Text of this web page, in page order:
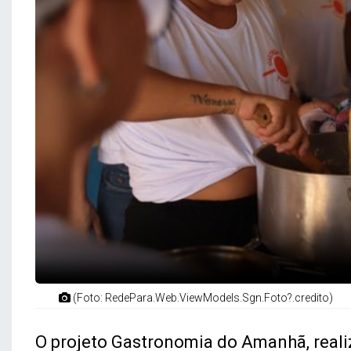
(Foto: RedePara.Web.ViewModels.Sgn.Foto?.credito)
O projeto Gastronomia do Amanhã,